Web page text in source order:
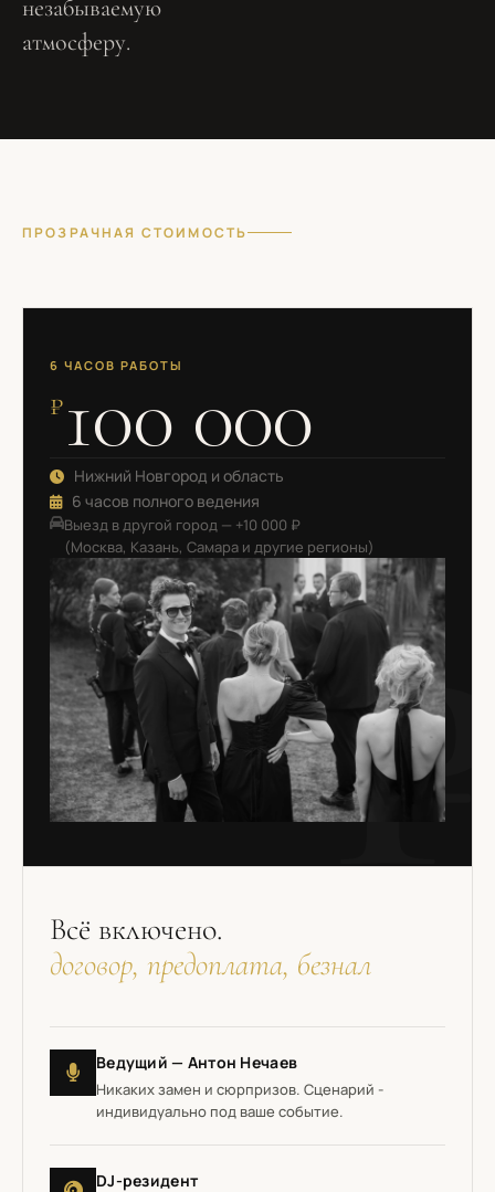
незабываемую
атмосферу.
ПРОЗРАЧНАЯ СТОИМОСТЬ
6 ЧАСОВ РАБОТЫ
₽100 000
Нижний Новгород и область
6 часов полного ведения
Выезд в другой город — +10 000 ₽
(Москва, Казань, Самара и другие регионы)
Всё включено.
договор, предоплата, безнал
Ведущий — Антон Нечаев
Никаких замен и сюрпризов. Сценарий -
индивидуально под ваше событие.
DJ-резидент